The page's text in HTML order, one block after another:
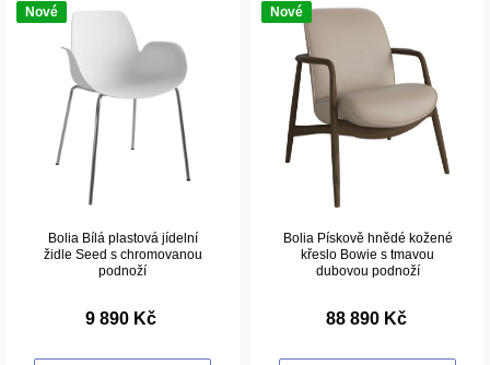
Nové
Bolia Bílá plastová jídelní
židle Seed s chromovanou
podnoží
9 890 Kč
Nové
Bolia Pískově hnědé kožené
křeslo Bowie s tmavou
dubovou podnoží
88 890 Kč